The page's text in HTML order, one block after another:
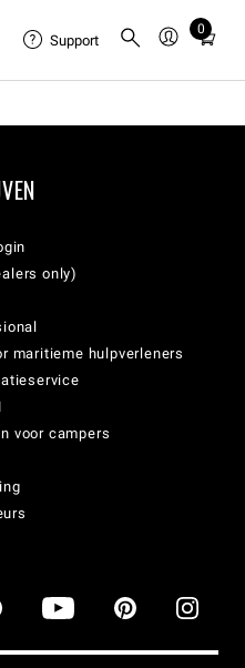
Support
0
Total
cart:
only)
maritieme hulpverleners
voor campers